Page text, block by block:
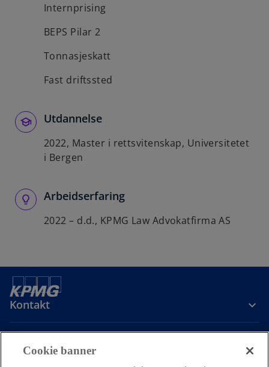
Internprising
BEPS Pilar 2
Tonnasjeskatt
Fast driftssted
Utdannelse
2022, Master i rettsvitenskap, Universitetet
i Bergen
Arbeidserfaring
2022 – d.d., KPMG Law Advokatfirma AS
Kontakt
Om oss
Cookie banner